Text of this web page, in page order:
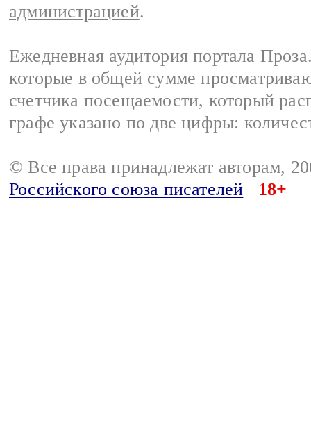
администрацией.
Ежедневная аудитория портала
которые в общей сумме
счетчика посещаемости, который
графе указано по две цифры:
© Все права принадлежат авторам,
Российского союза писателей
18+